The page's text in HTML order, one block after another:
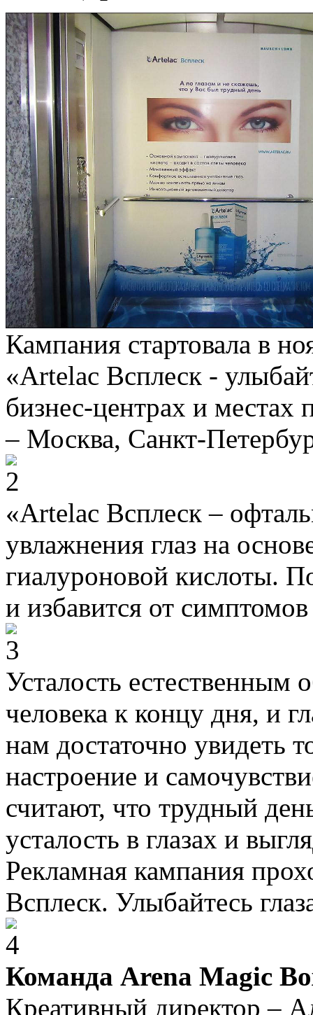
Кампания стартовала в
«Artelac Всплеск -
бизнес-центрах и
– Москва, Санкт-
«Artelac Всплеск –
увлажнения глаз на
гиалуроновой кислоты.
и избавится от
Усталость естественным
человека к концу дня, и
нам достаточно увидеть
настроение и
считают, что трудный
усталость в глазах и
Рекламная кампания
Всплеск. Улыбайтесь
Команда Arena Magic
Креативный директор –